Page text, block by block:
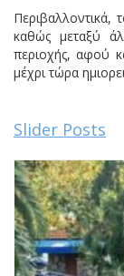
Περιβαλλοντικά,
καθώς μεταξύ
περιοχής, αφού
μέχρι τώρα
Slider Posts